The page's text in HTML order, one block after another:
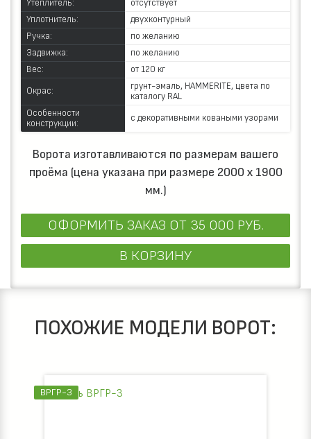
Утеплитель:
отсутствует
Уплотнитель:
двухконтурный
Ручка:
по желанию
Задвижка:
по желанию
Вес:
от 120 кг
Окрас:
грунт-эмаль, HAMMERITE, цвета по
каталогу RAL
Особенности
конструкции:
с декоративными коваными узорами
Ворота изготавливаются по размерам вашего
проёма (цена указана при размере 2000 х 1900
мм.)
ОФОРМИТЬ ЗАКАЗ ОТ 35 000 РУБ.
В КОРЗИНУ
ПОХОЖИЕ МОДЕЛИ ВОРОТ: